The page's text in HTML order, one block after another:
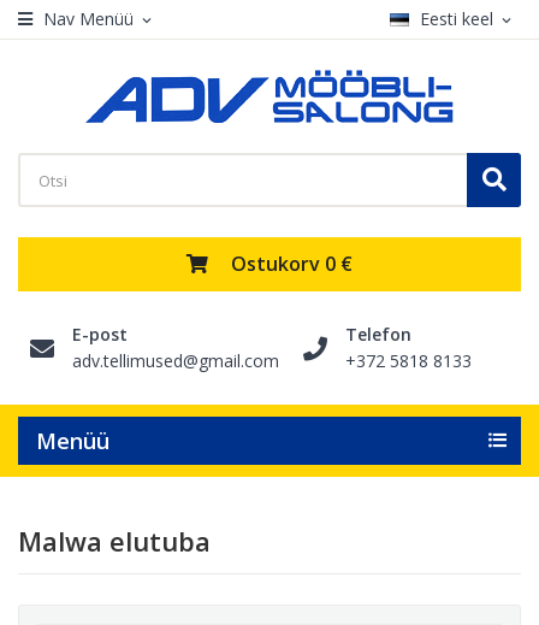
Nav Menüü expand_more Eesti keel expand_more
Ostukorv 0 €
E-post
adv.tellimused@gmail.com
Telefon
+372 5818 8133
Menüü
Malwa elutuba